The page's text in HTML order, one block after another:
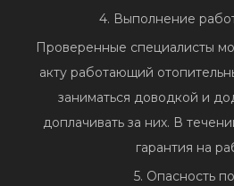
4. Выполнение
Проверенные специалисты
акту работающий
заниматься доводкой и
доплачивать за них. В
гарантия на
5. Опасность